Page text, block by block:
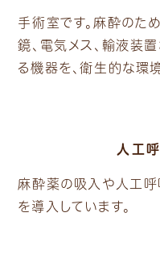
手術室です。麻酔のた
鏡、電気メス、輸液装
る機器を、衛生的な環
人工
麻酔薬の吸入や人工
を導入しています。